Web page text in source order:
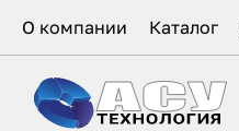
О компании Каталог